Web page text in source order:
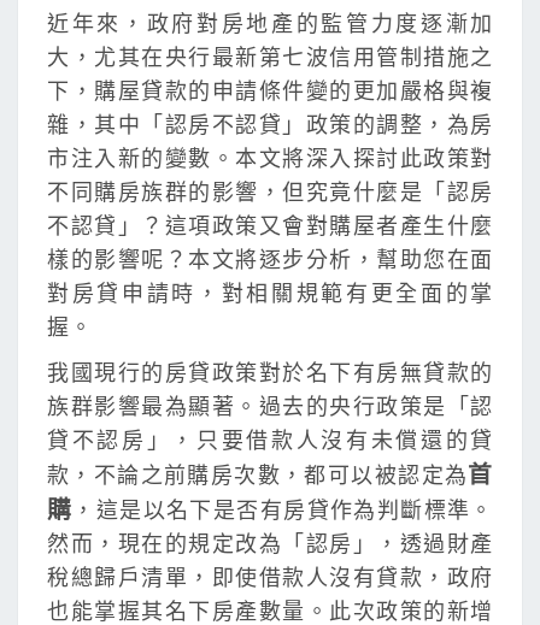
條
件
曝
光
！
有
房
無
貸
款
如
何
突
破
購
屋
難
題
近年來，政府對房地產的監管力度逐漸加
大，尤其在央行最新第七波信用管制措施之
下，購屋貸款的申請條件變的更加嚴格與複
雜，其中「認房不認貸」政策的調整，為房
市注入新的變數。本文將深入探討此政策對
不同購房族群的影響，但究竟什麼是「認房
不認貸」？這項政策又會對購屋者產生什麼
樣的影響呢？本文將逐步分析，幫助您在面
對房貸申請時，對相關規範有更全面的掌
握。
我國現行的房貸政策對於名下有房無貸款的
族群影響最為顯著。過去的央行政策是「認
貸不認房」，只要借款人沒有未償還的貸
款，不論之前購房次數，都可以被認定為首
購 ，這是以名下是否有房貸作為判斷標準。
然而，現在的規定改為「認房」，透過財產
稅總歸戶清單，即使借款人沒有貸款，政府
也能掌握其名下房產數量。此次政策的新增